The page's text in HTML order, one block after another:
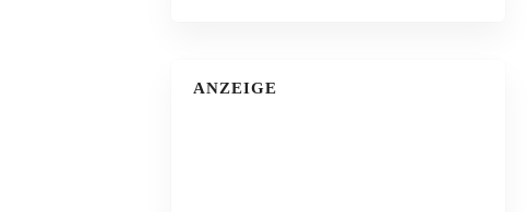
ANZEIGE